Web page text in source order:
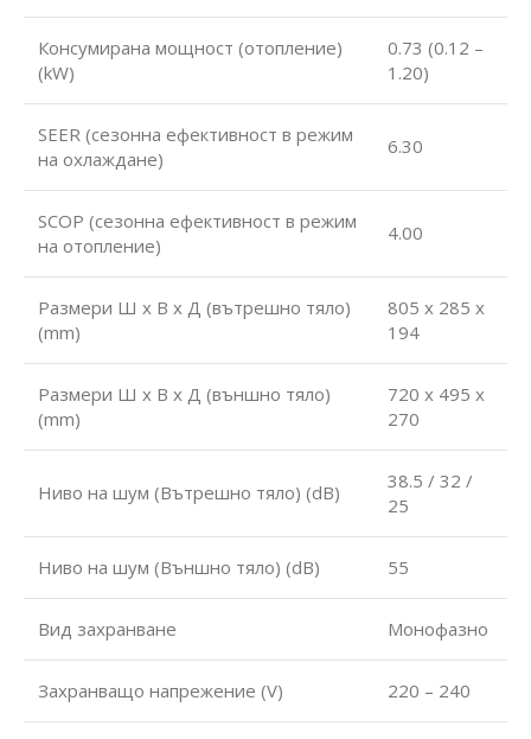
Консумирана мощност (отопление)
(kW)
0.73 (0.12 –
1.20)
SEER (сезонна ефективност в режим
на охлаждане)
6.30
SCOP (сезонна ефективност в режим
на отопление)
4.00
Размери Ш х В х Д (вътрешно тяло)
(mm)
805 x 285 x
194
Размери Ш х В х Д (външно тяло)
(mm)
720 x 495 x
270
Ниво на шум (Вътрешно тяло) (dB)
38.5 / 32 /
25
Ниво на шум (Външно тяло) (dB) 55
Вид захранване Монофазно
Захранващо напрежение (V) 220 – 240